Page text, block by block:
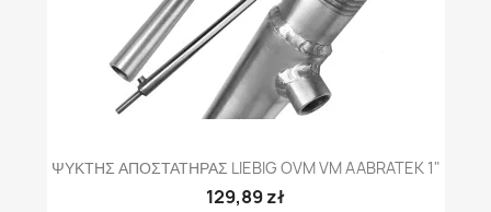
ΨΥΚΤΗΣ ΑΠΟΣΤΑΤΗΡΑΣ LIEBIG OVM VM AABRATEK 1"
129,89 zł